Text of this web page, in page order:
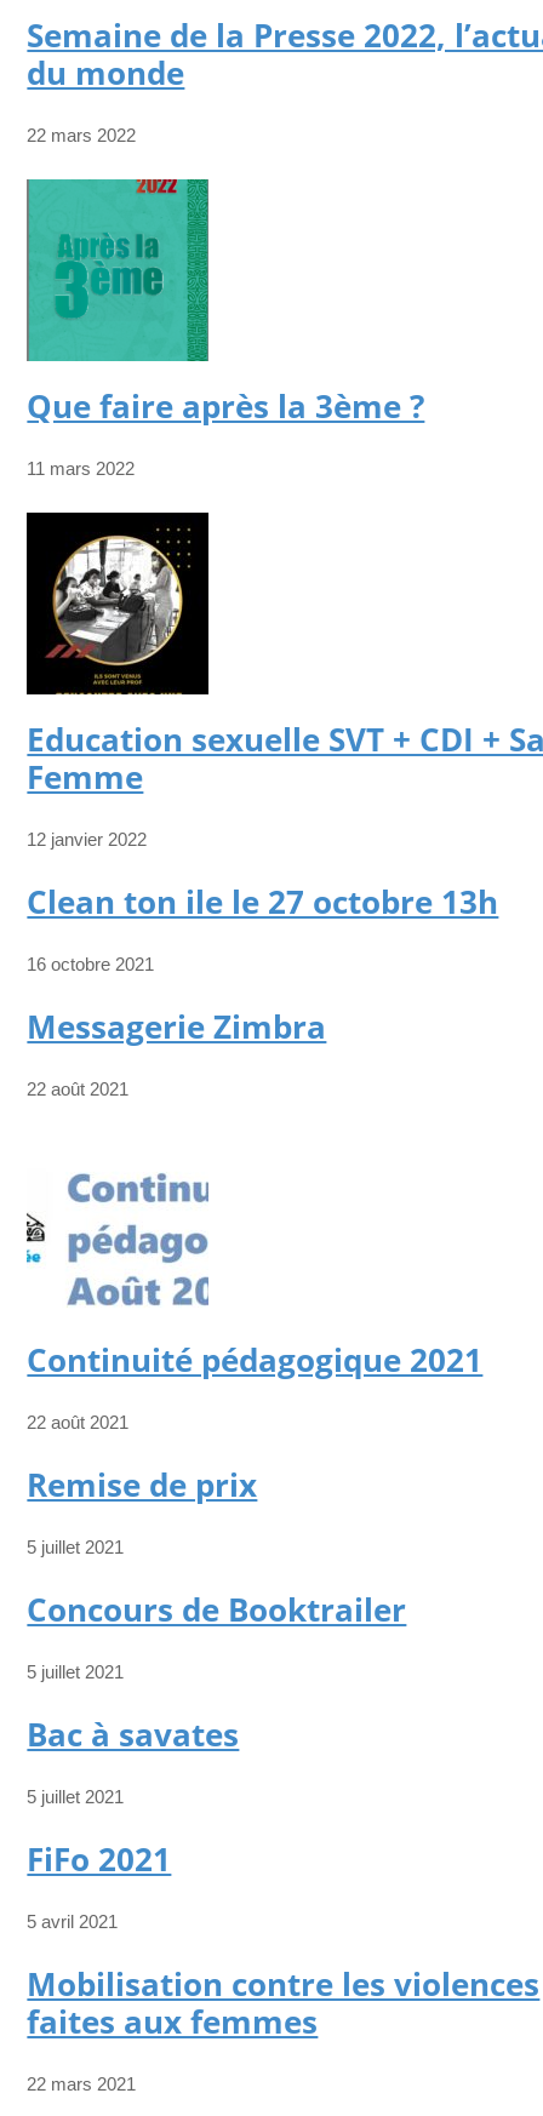
Semaine de la Presse 2022,
du monde
22 mars 2022
Que faire après la 3ème ?
11 mars 2022
Education sexuelle SVT + CDI +
Femme
12 janvier 2022
Clean ton ile le 27 octobre 13h
16 octobre 2021
Messagerie Zimbra
22 août 2021
Continuité pédagogique 2021
22 août 2021
Remise de prix
5 juillet 2021
Concours de Booktrailer
5 juillet 2021
Bac à savates
5 juillet 2021
FiFo 2021
5 avril 2021
Mobilisation contre les violences
faites aux femmes
22 mars 2021